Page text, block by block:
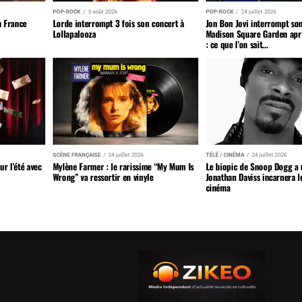
France
POP-ROCK 3 août 2026
Lorde interrompt 3 fois son concert à
Lollapalooza
POP-ROCK 24 juillet 2026
Jon Bon Jovi interrompt
Madison Square Garden
: ce que l’on sait…
l’été avec
SCÈNE FRANÇAISE 24 juillet 2026
Mylène Farmer : le rarissime “My Mum Is
Wrong” va ressortir en vinyle
TÉLÉ / CINÉMA 24 juillet 2026
Le biopic de Snoop Dogg a
Jonathan Daviss incarnera
cinéma